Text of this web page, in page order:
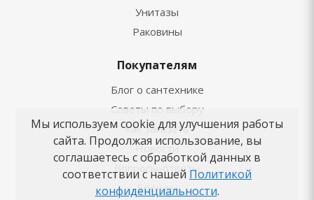
Унитазы
Раковины
Покупателям
Блог о сантехнике
Советы по выбору
Как заказать
Новости
Вопросы-ответы
Бренды
Мы используем cookie для улучшения работы
сайта. Продолжая использование, вы
соглашаетесь с обработкой данных в
соответствии с нашей Политикой
конфиденциальности.